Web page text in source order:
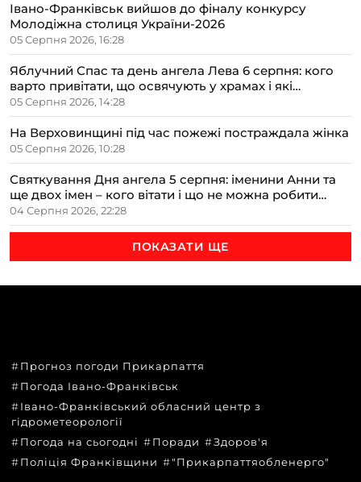
Івано-Франківськ вийшов до фіналу конкурсу
Молодіжна столиця України-2026
05 Серпня 2026, 16:28
Яблучний Спас та день ангела Лева 6 серпня: кого
варто привітати, що освячують у храмах і які
прикмети передбачають осінь
05 Серпня 2026, 14:28
На Верховинщині під час пожежі постраждала жінка
05 Серпня 2026, 10:28
Святкування Дня ангела 5 серпня: іменини Анни та
ще двох імен – кого вітати і що не можна робити
цього дня
04 Серпня 2026, 22:28
ПОКАЗАТИ ЩЕ
Прогноз погоди Прикарпаття
Погода Івано-Франківськ
Івано-Франківський обласний центр з
гідрометеорології
Погода на сьогодні
Поради
Здоров'я
Поліція Франківщини
"Прикарпаттяобленерго"